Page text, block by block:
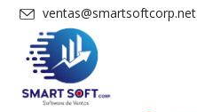
ventas@smartsoftcorp.net